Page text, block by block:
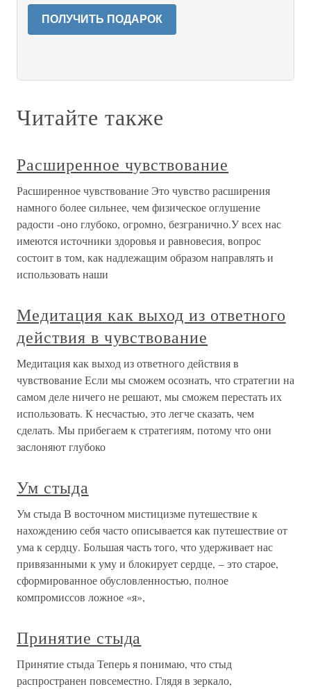
ПОЛУЧИТЬ ПОДАРОК
Читайте также
Расширенное чувствование
Расширенное чувствование Это чувство расширения
намного более сильнее, чем физическое оглушение
радости -оно глубоко, огромно, безгранично.У всех нас
имеются источники здоровья и равновесия, вопрос
состоит в том, как надлежащим образом направлять и
использовать наши
Медитация как выход из ответного
действия в чувствование
Медитация как выход из ответного действия в
чувствование Если мы сможем осознать, что стратегии на
самом деле ничего не решают, мы сможем перестать их
использовать. К несчастью, это легче сказать, чем
сделать. Мы прибегаем к стратегиям, потому что они
заслоняют глубоко
Ум стыда
Ум стыда В восточном мистицизме путешествие к
нахождению себя часто описывается как путешествие от
ума к сердцу. Большая часть того, что удерживает нас
привязанными к уму и блокирует сердце, – это старое,
сформированное обусловленностью, полное
компромиссов ложное «я»,
Принятие стыда
Принятие стыда Теперь я понимаю, что стыд
распространен повсеместно. Глядя в зеркало,